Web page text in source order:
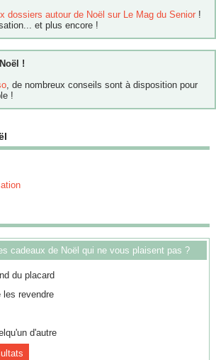
dossiers autour de Noël sur Le Mag du Senior !
et plus encore !
!
, de nombreux conseils sont à disposition pour
!
cadeaux de Noël qui ne vous plaisent pas ?
du placard
les revendre
d'autre